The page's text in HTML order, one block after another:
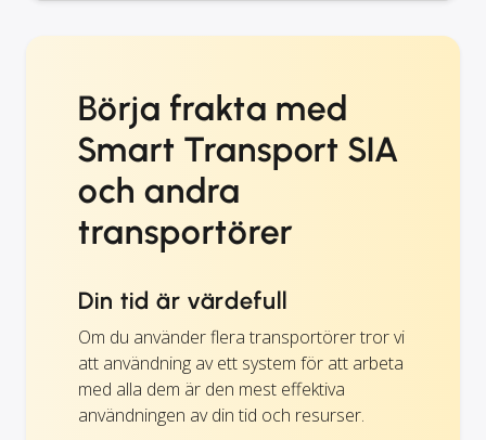
Börja frakta med
Smart Transport SIA
och andra
transportörer
Din tid är värdefull
Om du använder flera transportörer tror vi
att användning av ett system för att arbeta
med alla dem är den mest effektiva
användningen av din tid och resurser.